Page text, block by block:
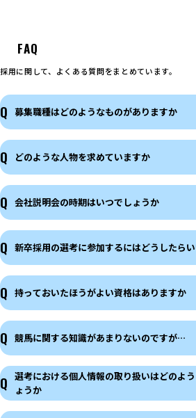
FAQ
採用に関して、よくある質問をまとめています。
Q 募集職種はどのようなものがありますか
Q どのような人物を求めていますか
Q 会社説明会の時期はいつでしょうか
Q 新卒採用の選考に参加するにはどうしたら
Q 持っておいたほうがよい資格はありますか
Q 競馬に関する知識があまりないのですが…
Q 選考における個人情報の取り扱いはどのよ
ょうか